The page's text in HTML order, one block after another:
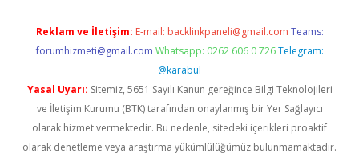
Reklam ve İletişim: E-mail: backlinkpaneli@gmail.com Teams:
forumhizmeti@gmail.com Whatsapp: 0262 606 0 726 Telegram:
@karabul
Yasal Uyarı: Sitemiz, 5651 Sayılı Kanun gereğince Bilgi Teknolojileri
ve İletişim Kurumu (BTK) tarafından onaylanmış bir Yer Sağlayıcı
olarak hizmet vermektedir. Bu nedenle, sitedeki içerikleri proaktif
olarak denetleme veya araştırma yükümlülüğümüz bulunmamaktadır.